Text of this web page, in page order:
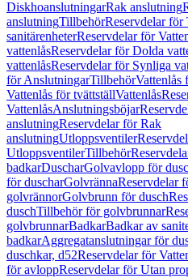
DiskhoanslutningarRak anslutning
anslutningTillbehörReservdelar för
sanitärenheterReservdelar för
vattenlåsReservdelar för Dolda
vattenlåsReservdelar för Synliga
för AnslutningarTillbehörVattenlås
Vattenlås för tvättställVattenlås
VattenlåsAnslutningsböjar
anslutningReservdelar för Rak
anslutningUtloppsventiler
UtloppsventilerTillbehör
badkarDuscharGolvavlopp för
för duscharGolvrännaReservdelar
golvrännorGolvbrunn för dusch
duschTillbehör för golvbrunnar
golvbrunnarBadkarBadkar av
badkarAggregatanslutningar för
duschkar, d52Reservdelar för
för avloppReservdelar för Utan